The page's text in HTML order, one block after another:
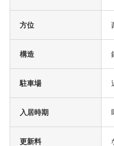
方位
構造
駐車場
入居時期
更新料